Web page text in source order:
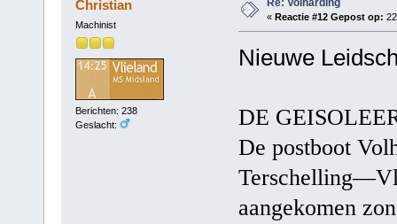
Christian
Machinist
Berichten: 238
Geslacht:
Re: Volharding
« Reactie #12 Gepost op:
Nieuwe
DE
De postboot
aangekomen